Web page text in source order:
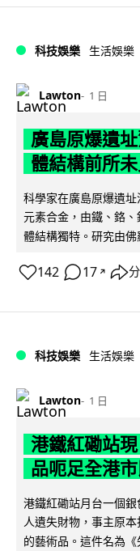
科技娛樂 生活娛樂
Lawton 1 日
廣島原爆遺
體結構前所
科學家在廣島原爆遺
元素合金，由鐵、鉻
體結構獨特。研究由
142 17 ↗
科技娛樂 生活娛樂
Lawton 1 日
港鐵紅磡站
品呃足全港
港鐵紅磡站月台一個
人遺失財物，事主原
的藝術品。這件名為